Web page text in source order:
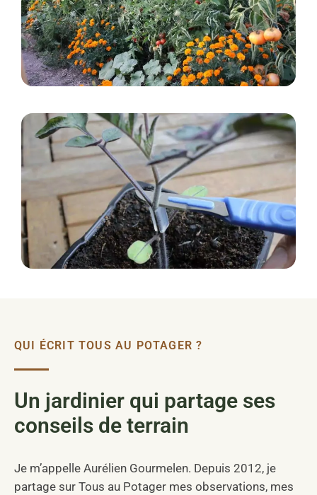
QUI ÉCRIT TOUS AU POTAGER ?
Un jardinier qui partage ses
conseils de terrain
Je m’appelle Aurélien Gourmelen. Depuis 2012, je
partage sur Tous au Potager mes observations, mes